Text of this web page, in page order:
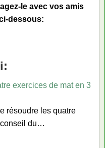
le avec vos amis
dessous:
exercices de mat en 3
résoudre les quatre
conseil du…